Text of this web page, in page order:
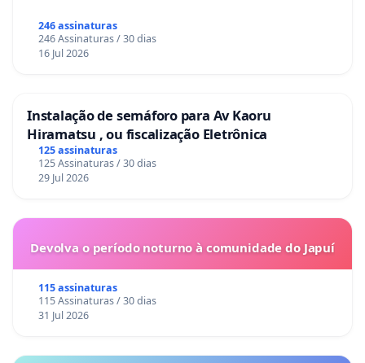
246 assinaturas
246 Assinaturas / 30 dias
16 Jul 2026
Instalação de semáforo para Av Kaoru
Hiramatsu , ou fiscalização Eletrônica
125 assinaturas
125 Assinaturas / 30 dias
29 Jul 2026
Devolva o período noturno à comunidade do Japuí
115 assinaturas
115 Assinaturas / 30 dias
31 Jul 2026